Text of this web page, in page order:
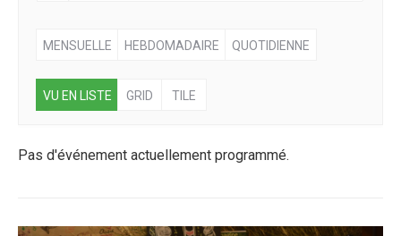
MENSUELLE HEBDOMADAIRE QUOTIDIENNE
VU EN LISTE GRID TILE
Pas d'événement actuellement programmé.